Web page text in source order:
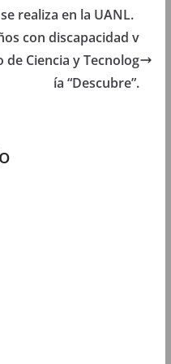
realiza en la UANL.
con discapacidad v
Ciencia y Tecnolog
ía “Descubre”.